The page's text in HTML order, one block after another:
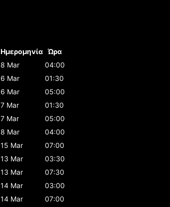
Ημερομηνία Ώρα
8 Mar
04:00
6 Mar
01:30
6 Mar
05:00
7 Mar
01:30
7 Mar
05:00
8 Mar
04:00
15 Mar
07:00
13 Mar
03:30
13 Mar
07:30
14 Mar
03:00
14 Mar
07:00